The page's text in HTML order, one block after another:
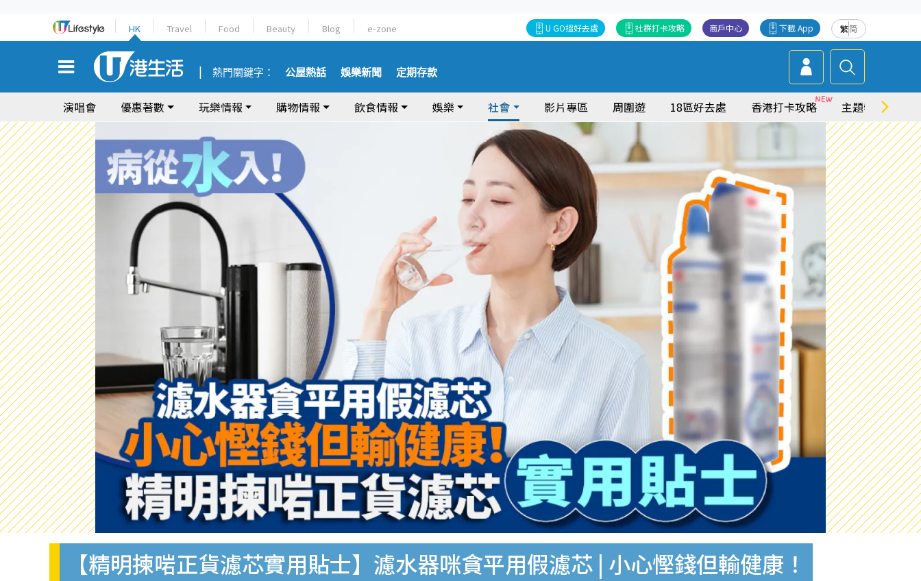
HK Travel Food Beauty Blog e-zone 繁简
下載 App
商戶中心
社群打卡攻略
U GO搵好去處
熱門關鍵字： 公屋熱話 娛樂新聞 定期存款
演唱會 優惠著數 玩樂情報 購物情報 飲食情報 娛樂 社會 影片專區 周圍遊 18區好去處 香港打卡攻略 主題特集
【精明揀啱正貨濾芯實用貼士】濾水器咪貪平用假濾芯 | 小心慳錢但輸健康！